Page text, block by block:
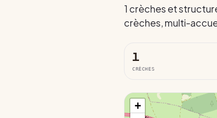
1 crèches et
crèches, multi-
1
CRÈCHES
+